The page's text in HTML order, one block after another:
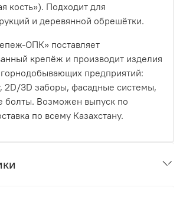
кость»). Подходит для
и деревянной обрешётки.
ОПК» поставляет
крепёж и производит изделия
предприятий:
2D/3D заборы, фасадные системы,
болты. Возможен выпуск по
по всему Казахстану.